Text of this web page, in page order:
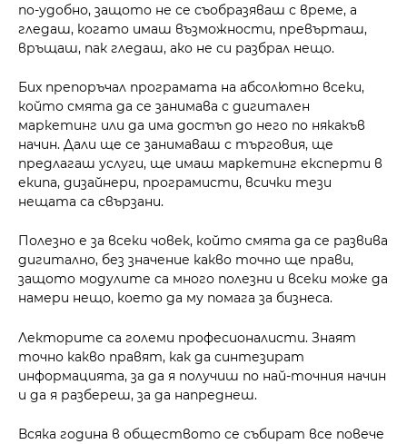
по-удобно, защото не се съобразяваш с време, а
гледаш, когато имаш възможности, превърташ,
връщаш, пак гледаш, ако не си разбрал нещо.
Бих препоръчал програмата на абсолютно всеки,
който смята да се занимава с дигитален
маркетинг или да има достъп до него по някакъв
начин. Дали ще се занимаваш с търговия, ще
предлагаш услуги, ще имаш маркетинг експерти в
екипа, дизайнери, програмисти, всички тези
нещата са свързани.
Полезно е за всеки човек, който смята да се развива
дигитално, без значение какво точно ще прави,
защото модулите са много полезни и всеки може да
намери нещо, което да му помага за бизнеса.
Лекторите са големи професионалисти. Знаят
точно какво правят, как да синтезират
информацията, за да я получиш по най-точния начин
и да я разбереш, за да напреднеш.
Всяка година в обществото се събират все повече